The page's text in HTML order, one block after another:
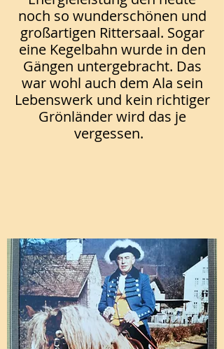
noch so wunderschönen und
großartigen Rittersaal. Sogar
eine Kegelbahn wurde in den
Gängen untergebracht. Das
war wohl auch dem Ala sein
Lebenswerk und kein richtiger
Grönländer wird das je
vergessen.